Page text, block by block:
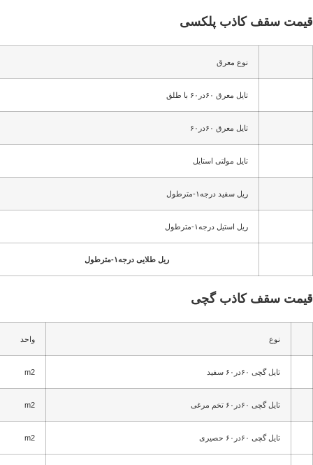
قیمت سقف کاذب پلکسی
نوع معرق
تایل معرق ۶۰در۶۰ با طلق
تایل معرق ۶۰در۶۰
تایل مولتی استایل
ریل سفید درجه۱-مترطول
ریل استیل درجه۱-مترطول
ریل طلایی درجه۱-مترطول
قیمت سقف کاذبگچی
نوع واحد
تایل گچی ۶۰در۶۰ سفید m2
تایل گچی ۶۰در۶۰ تخم مرغی m2
تایل گچی ۶۰در۶۰ حصیری m2